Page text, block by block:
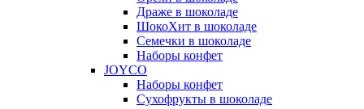
Драже в шоколаде
ШокоХит в шоколаде
Семечки в шоколаде
Наборы конфет
JOYCO
Наборы конфет
Сухофрукты в шоколаде